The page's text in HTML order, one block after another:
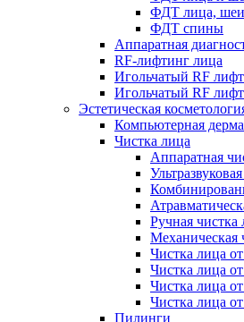
ФДТ лица, шеи,
ФДТ спины
Аппаратная
RF-лифтинг лица
Игольчатый RF
Игольчатый RF
Эстетическая
Компьютерная
Чистка лица
Аппаратная
Ручная чистка
Механическая
Чистка лица
Чистка лица
Чистка лица
Чистка лица
Пилинги